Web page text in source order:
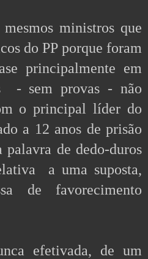
ministros que
do PP porque foram
principalmente em
- sem provas - não
o principal líder do
a 12 anos de prisão
palavra de dedo-duros
a uma suposta,
de favorecimento
efetivada, de um